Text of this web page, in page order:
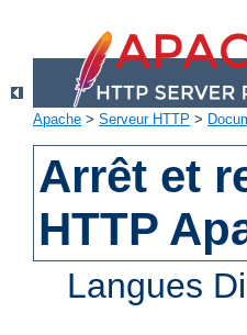
Apache > Serveur HTTP >
Arrêt et
HTTP
Langues